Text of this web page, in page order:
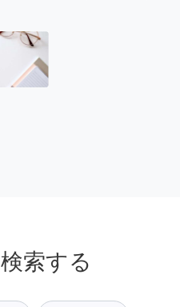
索する